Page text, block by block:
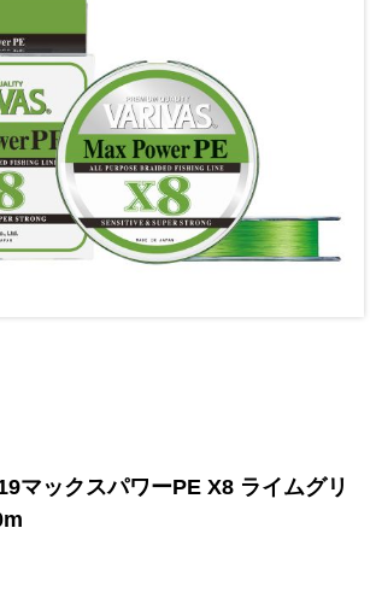
マックスパワーPE X8 ライムグリ